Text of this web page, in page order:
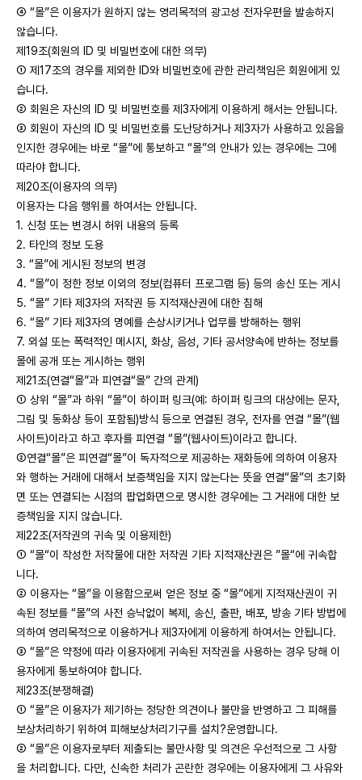
④ “몰”은 이용자가 원하지 않는 영리목적의 광고성 전자우편을 발송하지
않습니다.
제19조(회원의 ID 및 비밀번호에 대한 의무)
① 제17조의 경우를 제외한 ID와 비밀번호에 관한 관리책임은 회원에게 있
습니다.
② 회원은 자신의 ID 및 비밀번호를 제3자에게 이용하게 해서는 안됩니다.
③ 회원이 자신의 ID 및 비밀번호를 도난당하거나 제3자가 사용하고 있음을
인지한 경우에는 바로 “몰”에 통보하고 “몰”의 안내가 있는 경우에는 그에
따라야 합니다.
제20조(이용자의 의무)
이용자는 다음 행위를 하여서는 안됩니다.
1. 신청 또는 변경시 허위 내용의 등록
2. 타인의 정보 도용
3. “몰”에 게시된 정보의 변경
4. “몰”이 정한 정보 이외의 정보(컴퓨터 프로그램 등) 등의 송신 또는 게시
5. “몰” 기타 제3자의 저작권 등 지적재산권에 대한 침해
6. “몰” 기타 제3자의 명예를 손상시키거나 업무를 방해하는 행위
7. 외설 또는 폭력적인 메시지, 화상, 음성, 기타 공서양속에 반하는 정보를
몰에 공개 또는 게시하는 행위
제21조(연결“몰”과 피연결“몰” 간의 관계)
① 상위 “몰”과 하위 “몰”이 하이퍼 링크(예: 하이퍼 링크의 대상에는 문자,
그림 및 동화상 등이 포함됨)방식 등으로 연결된 경우, 전자를 연결 “몰”(웹
사이트)이라고 하고 후자를 피연결 “몰”(웹사이트)이라고 합니다.
②연결“몰”은 피연결“몰”이 독자적으로 제공하는 재화등에 의하여 이용자
와 행하는 거래에 대해서 보증책임을 지지 않는다는 뜻을 연결“몰”의 초기화
면 또는 연결되는 시점의 팝업화면으로 명시한 경우에는 그 거래에 대한 보
증책임을 지지 않습니다.
제22조(저작권의 귀속 및 이용제한)
① “몰“이 작성한 저작물에 대한 저작권 기타 지적재산권은 ”몰“에 귀속합
니다.
② 이용자는 “몰”을 이용함으로써 얻은 정보 중 “몰”에게 지적재산권이 귀
속된 정보를 “몰”의 사전 승낙없이 복제, 송신, 출판, 배포, 방송 기타 방법에
의하여 영리목적으로 이용하거나 제3자에게 이용하게 하여서는 안됩니다.
③ “몰”은 약정에 따라 이용자에게 귀속된 저작권을 사용하는 경우 당해 이
용자에게 통보하여야 합니다.
제23조(분쟁해결)
① “몰”은 이용자가 제기하는 정당한 의견이나 불만을 반영하고 그 피해를
보상처리하기 위하여 피해보상처리기구를 설치?운영합니다.
② “몰”은 이용자로부터 제출되는 불만사항 및 의견은 우선적으로 그 사항
을 처리합니다. 다만, 신속한 처리가 곤란한 경우에는 이용자에게 그 사유와